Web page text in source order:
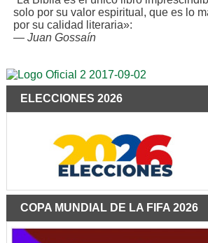
solo por su valor espiritual, que es lo
por su calidad literaria»:
— Juan Gossaín
ELECCIONES 2026
COPA MUNDIAL DE LA FIFA 2026